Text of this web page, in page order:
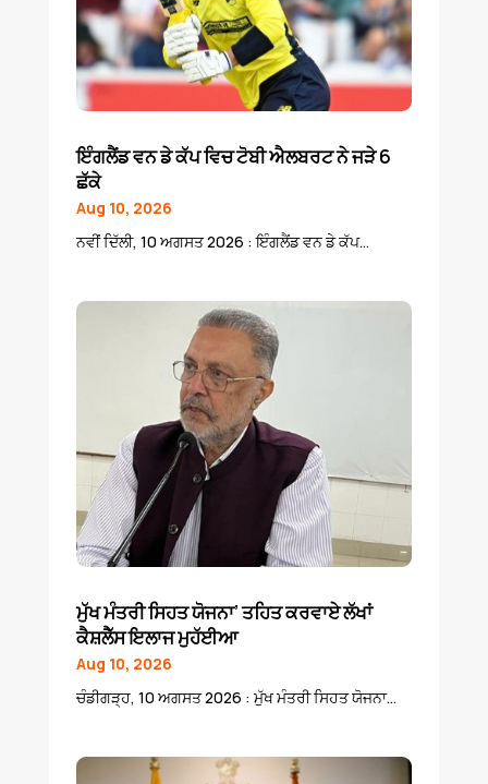
ਇੰਗਲੈਂਡ ਵਨ ਡੇ ਕੱਪ ਵਿਚ ਟੋਬੀ ਐਲਬਰਟ ਨੇ ਜੜੇ 6
ਛੱਕੇ
Aug 10, 2026
ਨਵੀਂ ਦਿੱਲੀ, 10 ਅਗਸਤ 2026 : ਇੰਗਲੈਂਡ ਵਨ ਡੇ ਕੱਪ...
ਮੁੱਖ ਮੰਤਰੀ ਸਿਹਤ ਯੋਜਨਾ’ ਤਹਿਤ ਕਰਵਾਏ ਲੱਖਾਂ
ਕੈਸ਼ਲੈੱਸ ਇਲਾਜ ਮੁਹੱਈਆ
Aug 10, 2026
ਚੰਡੀਗੜ੍ਹ, 10 ਅਗਸਤ 2026 : ਮੁੱਖ ਮੰਤਰੀ ਸਿਹਤ ਯੋਜਨਾ...